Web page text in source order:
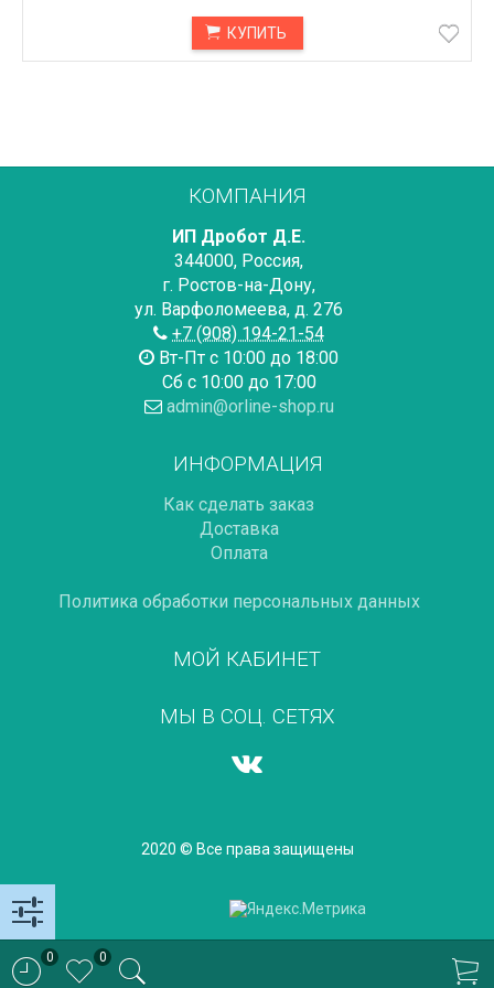
КУПИТЬ
КОМПАНИЯ
ИП Дробот Д.Е.
344000, Россия,
г. Ростов-на-Дону,
ул. Варфоломеева, д. 276
+7 (908) 194-21-54
Вт-Пт с 10:00 до 18:00
Сб с 10:00 до 17:00
admin@orline-shop.ru
ИНФОРМАЦИЯ
Как сделать заказ
Доставка
Оплата
Политика обработки персональных данных
МОЙ КАБИНЕТ
МЫ В СОЦ. СЕТЯХ
2020 © Все права защищены
0 0